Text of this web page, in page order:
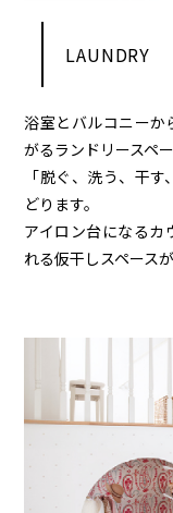
LAUNDRY
浴室とバルコニーか
がるランドリースペー
「脱ぐ、洗う、干
どります。
アイロン台になるカ
れる仮干しスペース